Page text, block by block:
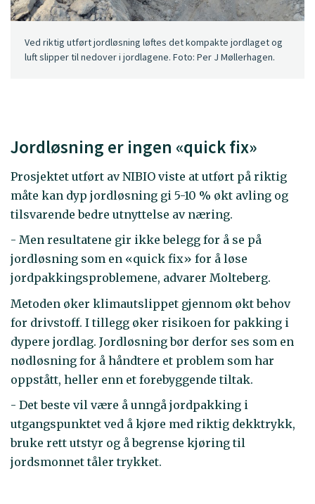
Ved riktig utført jordløsning løftes det kompakte jordlaget og
luft slipper til nedover i jordlagene. Foto: Per J Møllerhagen.
Jordløsning er ingen «quick fix»
Prosjektet utført av NIBIO viste at utført på riktig
måte kan dyp jordløsning gi 5-10 % økt avling og
tilsvarende bedre utnyttelse av næring.
- Men resultatene gir ikke belegg for å se på
jordløsning som en «quick fix» for å løse
jordpakkingsproblemene, advarer Molteberg.
Metoden øker klimautslippet gjennom økt behov
for drivstoff. I tillegg øker risikoen for pakking i
dypere jordlag. Jordløsning bør derfor ses som en
nødløsning for å håndtere et problem som har
oppstått, heller enn et forebyggende tiltak.
- Det beste vil være å unngå jordpakking i
utgangspunktet ved å kjøre med riktig dekktrykk,
bruke rett utstyr og å begrense kjøring til
jordsmonnet tåler trykket.